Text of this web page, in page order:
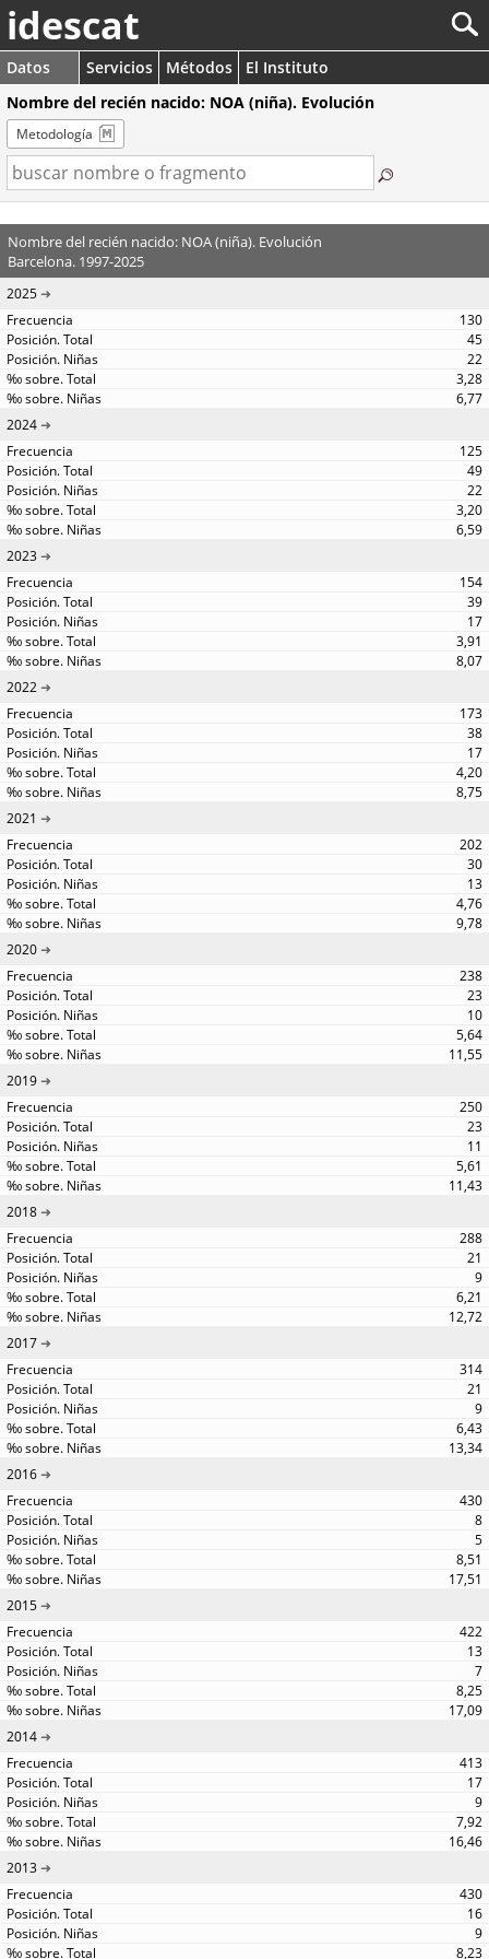
idescat
Datos Servicios Métodos
El Instituto
Nombre del recién nacido: NOA (niña). Evolución
Metodología
Nombre del recién nacido: NOA (niña). Evolución
Barcelona. 1997-2025
2025
130
45
22
3,28
6,77
2024
125
49
22
3,20
6,59
2023
154
39
17
3,91
8,07
2022
173
38
17
4,20
8,75
2021
202
30
13
4,76
9,78
2020
238
23
10
5,64
11,55
2019
250
23
11
5,61
11,43
2018
288
21
9
6,21
12,72
2017
314
21
9
6,43
13,34
2016
430
8
5
8,51
17,51
2015
422
13
7
8,25
17,09
2014
413
17
9
7,92
16,46
2013
430
16
9
8,23